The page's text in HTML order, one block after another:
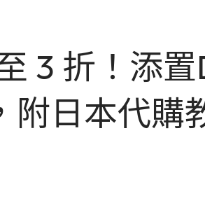
3 折！添
附日本代購